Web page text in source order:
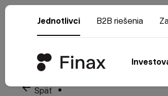
Jednotlivci B2B riešenia
arrow_back Späť